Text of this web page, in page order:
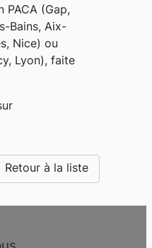
PACA (Gap,
Bains, Aix-
Nice) ou
Lyon), faite
Retour à la liste